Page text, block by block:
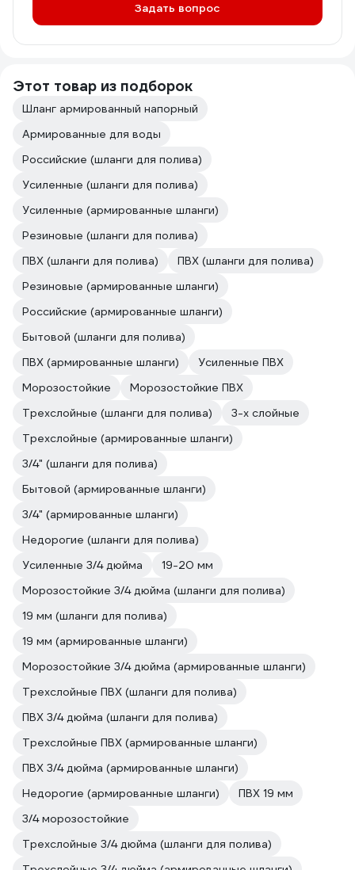
Задать вопрос
Этот товар из подборок
Шланг армированный напорный
Армированные для воды
Российские (шланги для полива)
Усиленные (шланги для полива)
Усиленные (армированные шланги)
Резиновые (шланги для полива)
ПВХ (шланги для полива)
ПВХ (шланги для полива)
Резиновые (армированные шланги)
Российские (армированные шланги)
Бытовой (шланги для полива)
ПВХ (армированные шланги)
Усиленные ПВХ
Морозостойкие
Морозостойкие ПВХ
Трехслойные (шланги для полива)
3-х слойные
Трехслойные (армированные шланги)
3/4" (шланги для полива)
Бытовой (армированные шланги)
3/4" (армированные шланги)
Недорогие (шланги для полива)
Усиленные 3/4 дюйма
19-20 мм
Морозостойкие 3/4 дюйма (шланги для полива)
19 мм (шланги для полива)
19 мм (армированные шланги)
Морозостойкие 3/4 дюйма (армированные шланги)
Трехслойные ПВХ (шланги для полива)
ПВХ 3/4 дюйма (шланги для полива)
Трехслойные ПВХ (армированные шланги)
ПВХ 3/4 дюйма (армированные шланги)
Недорогие (армированные шланги)
ПВХ 19 мм
3/4 морозостойкие
Трехслойные 3/4 дюйма (шланги для полива)